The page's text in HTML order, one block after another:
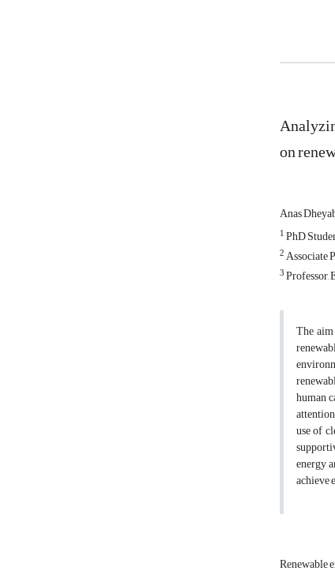
on
Anas
1PhD
2Associate
3Professor,
The
human
use of
energy
achieve
Renewable